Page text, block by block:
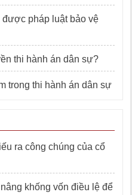
pháp luật bảo vệ
thi hành án dân sự?
trong thi hành án dân sự
ra công chúng của cổ
khống vốn điều lệ để